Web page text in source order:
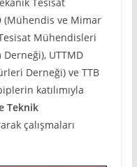
(Mühendis ve Mimar
Mühendisleri
Derneği), UTTMD
Derneği) ve TTB
katılımıyla
Teknik
çalışmaları